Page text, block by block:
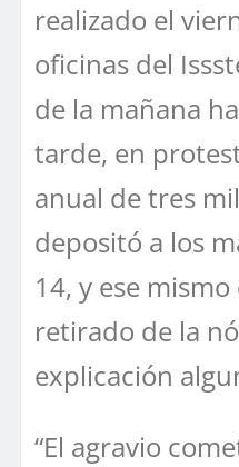
realizado el
oficinas del
de la mañana
tarde, en
anual de tres
depositó a los
14, y ese
retirado de la
explicación
“El agravio